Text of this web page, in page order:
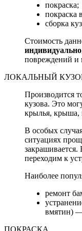
покраска;
покраска
сборка
Стоимость
индивидуально
повреждений и
ЛОКАЛЬНЫЙ
Производится
кузова. Это
крылья, крыша,
В особых
ситуациях
переходим к
Наиболее
ремонт
вмятин)
ПОКРАСКА